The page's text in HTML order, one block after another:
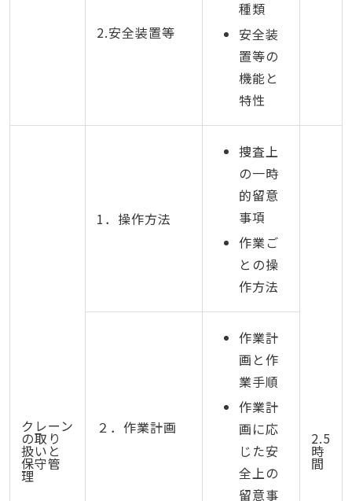
2.安全装置等
種類
安全装
置等の
機能と
特性
クレーン
の取り
扱いと
保守管
理
1．操作方法
捜査上
の一時
的留意
事項
作業ご
との操
作方法
2.5
時
間
２．作業計画
作業計
画と作
業手順
作業計
画に応
じた安
全上の
留意事